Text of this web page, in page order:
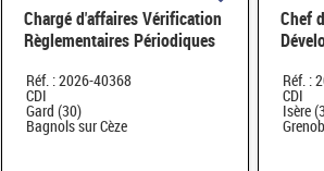
Chargé d'affaires Vérification
Règlementaires Périodiques
Réf. : 2026-40368
CDI
Gard (30)
Bagnols sur Cèze
Chef
Réf. :
CDI
Isère